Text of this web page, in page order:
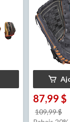
87,99 $
109,99 $